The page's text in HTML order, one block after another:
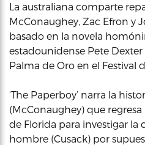
La australiana comparte
McConaughey, Zac Efron y
basado en la novela
estadounidense Pete
Palma de Oro en el Festival
‘The Paperboy’ narra la
(McConaughey) que
de Florida para investigar la
hombre (Cusack) por